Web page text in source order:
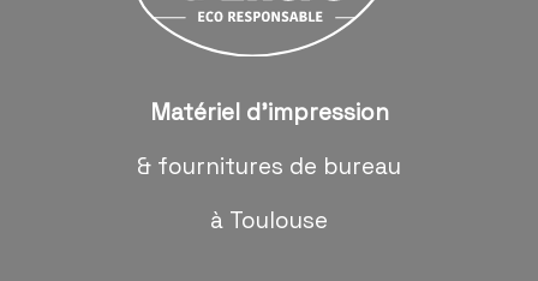
Matériel d'impression
& fournitures de bureau
à Toulouse